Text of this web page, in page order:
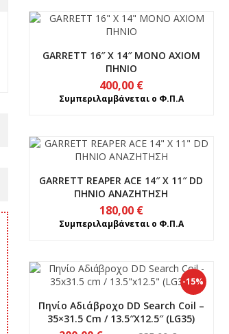
GARRETT 16″ X 14″ MONO AXIOM
ΠΗΝΙΟ
400,00 €
Συμπεριλαμβάνεται ο Φ.Π.Α
GARRETT REAPER ACE 14″ X 11″ DD
ΠΗΝΙΟ ΑΝΑΖΗΤΗΣΗ
180,00 €
Συμπεριλαμβάνεται ο Φ.Π.Α
-15%
Πηνίο Αδιάβροχο DD Search Coil –
35×31.5 Cm / 13.5″x12.5″ (LG35)